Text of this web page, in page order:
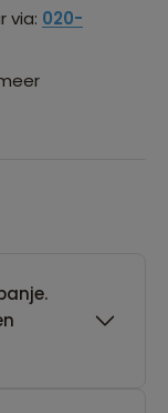
via: 020-